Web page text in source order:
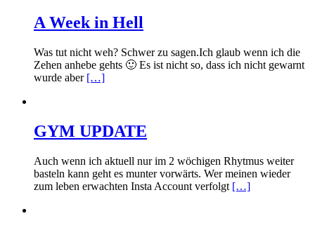
A Week in Hell
Was tut nicht weh? Schwer zu sagen.Ich glaub wenn ich die
Zehen anhebe gehts 🙂 Es ist nicht so, dass ich nicht gewarnt
wurde aber […]
GYM UPDATE
Auch wenn ich aktuell nur im 2 wöchigen Rhytmus weiter
basteln kann geht es munter vorwärts. Wer meinen wieder
zum leben erwachten Insta Account verfolgt […]